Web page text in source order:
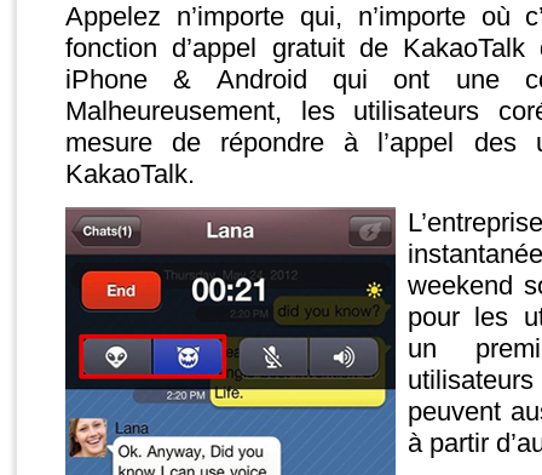
Appelez n’importe qui, n’importe où
fonction d’appel gratuit de
iPhone & Android qui ont une
Malheureusement, les utilisateurs
mesure de répondre à l’appel des
KakaoTalk.
weekend
pour les
un
peuvent
à partir